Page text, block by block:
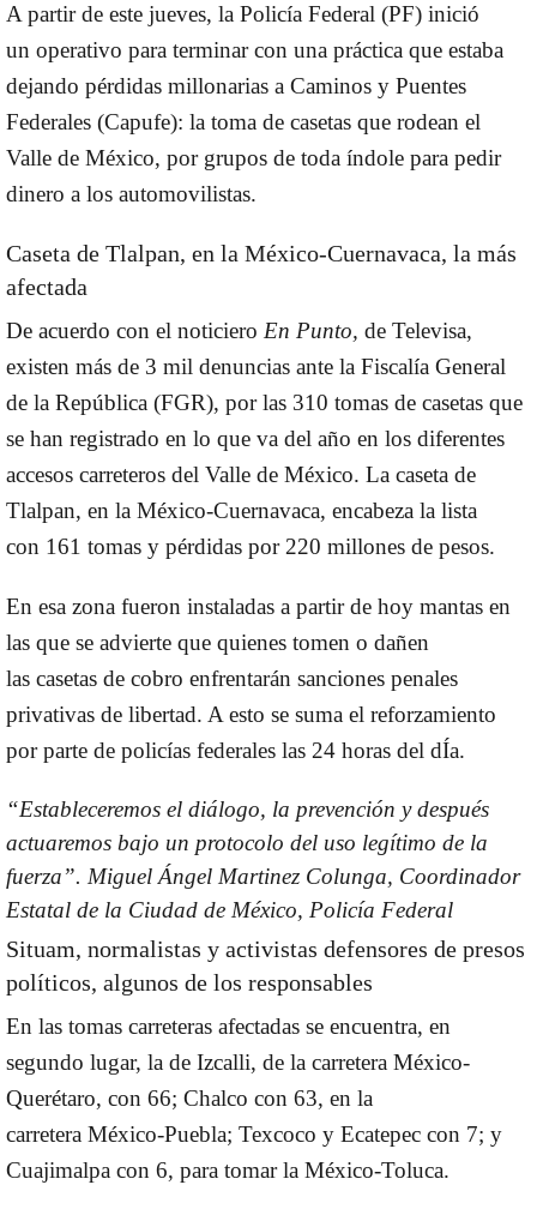
A partir de este jueves, la Policía Federal (PF) inició
un operativo para terminarcon una práctica que estaba
dejando pérdidas millonarias a Caminos y Puentes
Federales (Capufe): la toma de casetas que rodean el
Valle de México, por grupos de toda índole para pedir
dinero a los automovilistas.
Caseta de Tlalpan, en la México-Cuernavaca, la más
afectada
De acuerdo con el noticiero En Punto, de Televisa,
existen más de 3 mil denuncias ante la Fiscalía General
de la República (FGR), por las 310 tomas de casetas que
se han registrado en lo que va del año en los diferentes
accesos carreteros del Valle de México. La caseta de
Tlalpan, en la México-Cuernavaca, encabeza la lista
con 161 tomas y pérdidas por 220 millones de pesos.
En esa zona fueron instaladas a partir de hoy mantas en
las que se advierte que quienes tomen o dañen
las casetas de cobro enfrentarán sanciones penales
privativas de libertad. A esto se suma el reforzamiento
por parte de policías federales las 24 horas del dÍa.
“Estableceremos el diálogo, la prevención y después
actuaremos bajo un protocolo del uso legítimo de la
fuerza”. Miguel Ángel Martinez Colunga, Coordinador
Estatal de la Ciudad de México, Policía Federal
Situam, normalistas y activistas defensores de presos
políticos, algunos de los responsables
En las tomas carreteras afectadas se encuentra, en
segundo lugar, la de Izcalli, de la carretera México-
Querétaro, con 66; Chalco con 63, en la
carretera México-Puebla; Texcoco y Ecatepec con 7; y
Cuajimalpa con 6, para tomar la México-Toluca.